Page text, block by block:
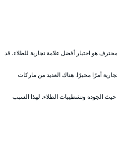
هو اختيار أفضل علامة تجارية للطلاء. قد
أمرًا محيرًا. هناك العديد من ماركات
الجودة وتشطيبات الطلاء. لهذا السبب